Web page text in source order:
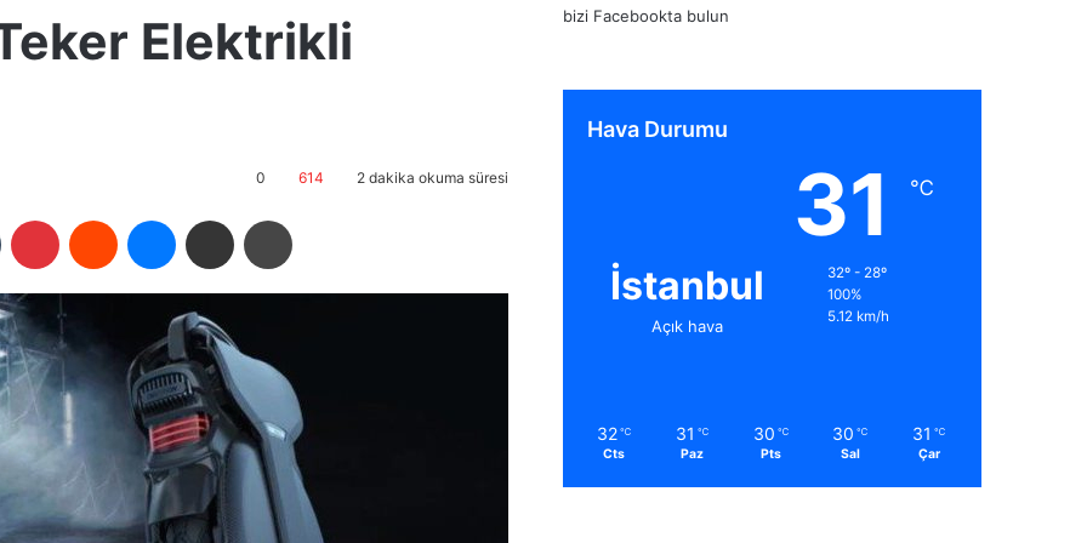
Elektrikli
0 614 2 dakika okuma süresi
bizi Facebookta bulun
Hava Durumu
İstanbul
Açık hava
31 ℃
32º - 28º
100%
5.12 km/h
32 ℃
Cts
31 ℃
Paz
30 ℃
Pts
30 ℃
Sal
31 ℃
Çar